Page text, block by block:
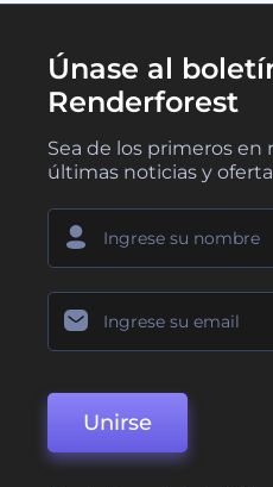
Únase al
Renderforest
Sea de los primeros en
últimas noticias y
Unirse